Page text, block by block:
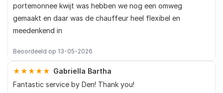
portemonnee kwijt was hebben we nog een omweg
gemaakt en daar was de chauffeur heel flexibel en
meedenkend in
Beoordeeld op 13-05-2026
★★★★★ Gabriella Bartha
Fantastic service by Den! Thank you!